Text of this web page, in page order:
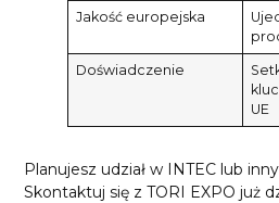
Jakość europejska
Doświadczenie
UE
Planujesz udział w INTEC lub
Skontaktuj się z TORI EXPO już